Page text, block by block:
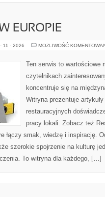
EUROPIE
11 - 2026 MOŻLIWOŚĆ
Ten serwis to wartościowe
czytelnikach
koncentruje się na
Witryna prezentuje
restauracyjnych
pracy lokali. Zobacz też
łączy smak, wiedzę i inspirację.
szerokie spojrzenie na kulturę
To witryna dla każdego, […]